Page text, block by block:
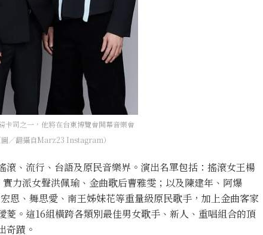
司之一，他將在台東博覽會開幕音樂會
／翻攝自Marz23 Instagram）
、流行、台語及原民音樂界。演出名單包括：搖滾女王楊
力派女聲洪佩瑜、金曲歌后曹雅雯；以及陳建年、阿爆
恩、舞思愛、南王姊妹花等重量級原民歌手，加上金曲客家
。這16組橫跨各類別最佳男女歌手、新人、重唱組合的頂
奇蹟。